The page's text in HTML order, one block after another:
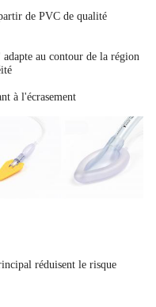
de PVC de qualité
au contour de la région
à l'écrasement
réduisent le risque